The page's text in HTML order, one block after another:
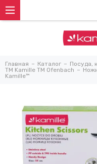
Главная Каталог
Посуда,
TM Kamille TM Ofenbach
Kamille™